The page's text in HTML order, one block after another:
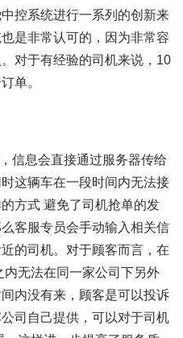
控系统进行一系列的创新来
是非常认可的，因为非常容
对于有经验的司机来说，10
单。
信息会直接通过服务器传给
这辆车在一段时间内无法接
方式 避免了司机抢单的发
客服专员会手动输入相关信
的司机。对于顾客而言，在
无法在同一家公司下另外
内没有来，顾客是可以投诉
司自己提供，可以对于司机